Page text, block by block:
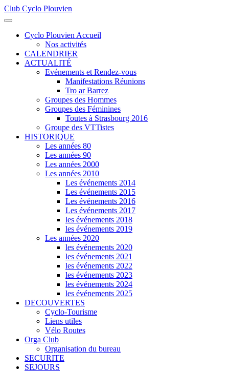
Club Cyclo Plouvien
Cyclo Plouvien Accueil
Nos activités
CALENDRIER
ACTUALITÉ
Evénements et Rendez-vous
Manifestations Réunions
Tro ar Barrez
Groupes des Hommes
Groupes des Féminines
Toutes à Strasbourg 2016
Groupe des VTTistes
HISTORIQUE
Les années 80
Les années 90
Les années 2000
Les années 2010
Les événements 2014
Les événements 2015
Les événements 2016
Les événements 2017
les événements 2018
les événements 2019
Les années 2020
les événements 2020
les événements 2021
les événements 2022
les événements 2023
les événements 2024
les événements 2025
DECOUVERTES
Cyclo-Tourisme
Liens utiles
Vélo Routes
Orga Club
Organisation du bureau
SECURITE
SEJOURS
précédente
précédent
suivante
suivant